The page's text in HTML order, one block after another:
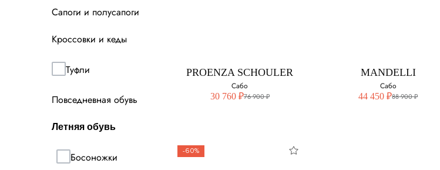
Сапоги и полусапоги
Кроссовки и кеды
Туфли
Повседневная обувь
Летняя обувь
Босоножки
PROENZA SCHOULER
Сабо
30 760 ₽76 900 ₽
MANDELLI
Сабо
44 450 ₽88 900 ₽
-60%